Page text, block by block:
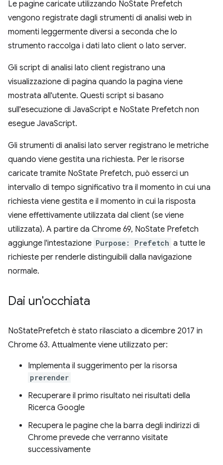
Le pagine caricate utilizzando NoState Prefetch
vengono registrate dagli strumenti di analisi web in
momenti leggermente diversi a seconda che lo
strumento raccolga i dati lato client o lato server.
Gli script di analisi lato client registrano una
visualizzazione di pagina quando la pagina viene
mostrata all'utente. Questi script si basano
sull'esecuzione di JavaScript e NoState Prefetch non
esegue JavaScript.
Gli strumenti di analisi lato server registrano le metriche
quando viene gestita una richiesta. Per le risorse
caricate tramite NoState Prefetch, può esserci un
intervallo di tempo significativo tra il momento in cui una
richiesta viene gestita e il momento in cui la risposta
viene effettivamente utilizzata dal client (se viene
utilizzata). A partire da Chrome 69, NoState Prefetch
aggiunge l'intestazione Purpose: Prefetch a tutte le
richieste per renderle distinguibili dalla navigazione
normale.
Dai un'occhiata
NoStatePrefetch è stato rilasciato a dicembre 2017 in
Chrome 63. Attualmente viene utilizzato per:
Implementa il suggerimento per la risorsa
prerender
Recuperare il primo risultato nei risultati della
Ricerca Google
Recupera le pagine che la barra degli indirizzi di
Chrome prevede che verranno visitate
successivamente